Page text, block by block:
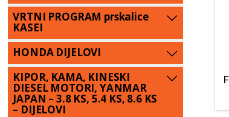
VRTNI PROGRAM prskalice
KASEI
HONDA DIJELOVI
KIPOR, KAMA, KINESKI
DIESEL MOTORI, YANMAR
JAPAN – 3.8 KS, 5.4 KS, 8.6 KS
– DIJELOVI